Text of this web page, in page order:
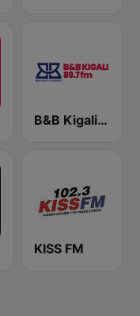
B&B Kigali 89.7 FM
KISS FM